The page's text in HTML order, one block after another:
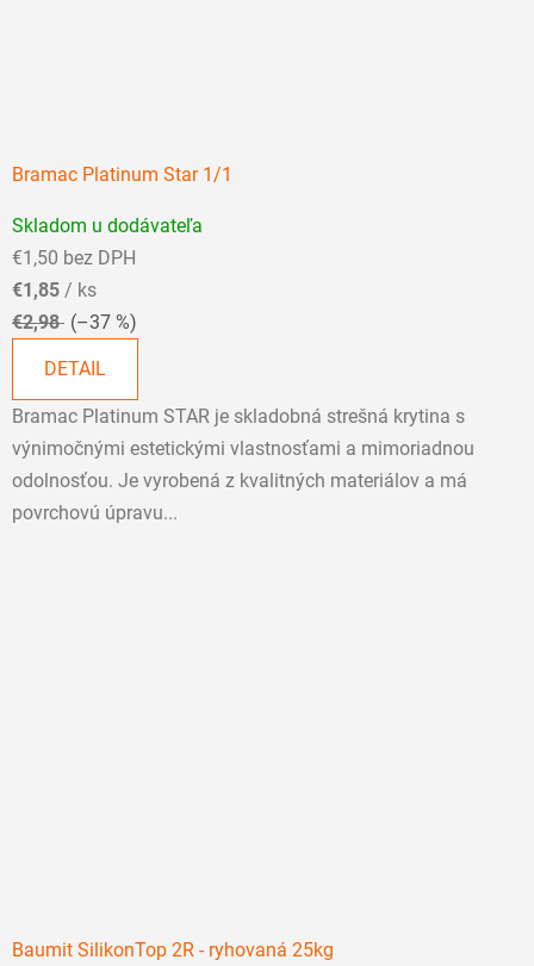
Bramac Platinum Star 1/1
hodnotenie
produktu
je
5,0
5
Skladom u dodávateľa
€1,50 bez DPH
€1,85 / ks
€2,98 (–37 %)
DETAIL
Bramac Platinum STAR je skladobná strešná krytina s
výnimočnými estetickými vlastnosťami a mimoriadnou
odolnosťou. Je vyrobená z kvalitných materiálov a má
povrchovú úpravu...
Baumit SilikonTop 2R - ryhovaná 25kg